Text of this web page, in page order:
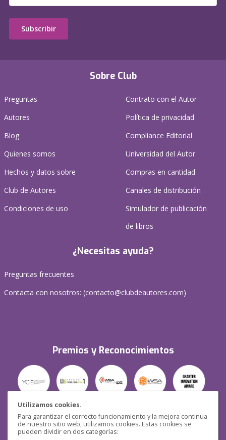
Utilizamos cookies.
Para garantizar el correcto funcionamiento y la mejora continua
de nuestro sitio web, utilizamos cookies. Estas cookies se
pueden dividir en dos categorías:
Sobre Club
Preguntas
Autores
Blog
Quienes somos
Hechos y datos sobre
Club de Autores
Condiciones de uso
Contrato con el Autor
Política de privacidad
Compliance Editorial
Universidad del Autor
Compras en cantidad
Canales de distribución
Simulador de publicación
de libros
¿Necesitas ayuda?
Preguntas frecuentes
Contacta con nosotros: (contacto@clubdeautores.com)
Premios y Reconocimientos
Seguridad
Subscribir